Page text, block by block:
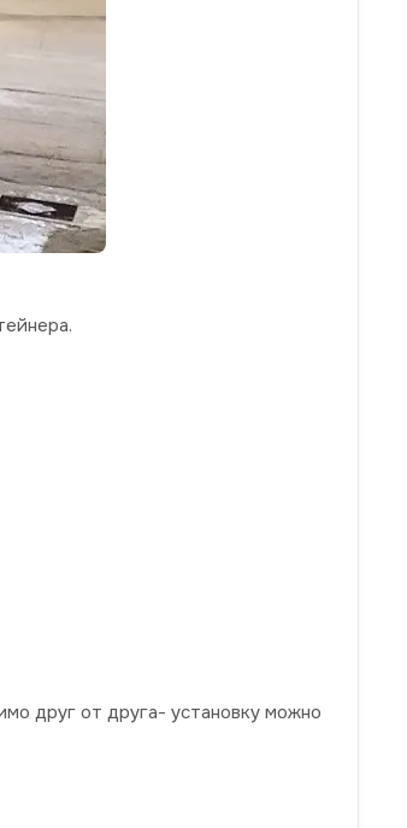
друг от друга- установку можно